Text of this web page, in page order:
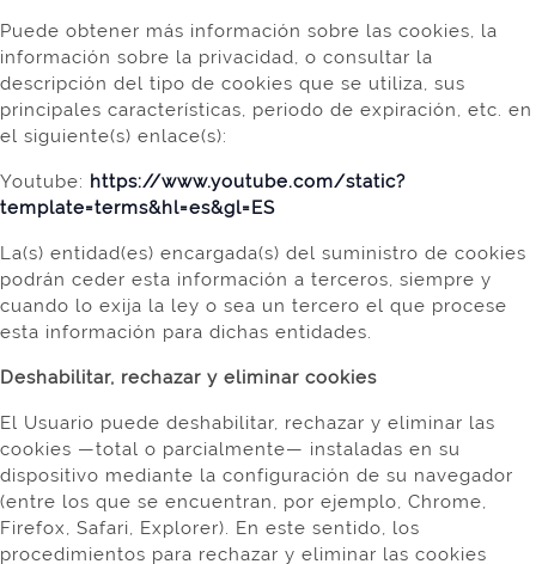
Puede obtener más información sobre las cookies, la
información sobre la privacidad, o consultar la
descripción del tipo de cookies que se utiliza, sus
principales características, periodo de expiración, etc. en
el siguiente(s) enlace(s):
Youtube: https://www.youtube.com/static?
template=terms&hl=es&gl=ES
La(s) entidad(es) encargada(s) del suministro de cookies
podrán ceder esta información a terceros, siempre y
cuando lo exija la ley o sea un tercero el que procese
esta información para dichas entidades.
Deshabilitar, rechazar y eliminar cookies
El Usuario puede deshabilitar, rechazar y eliminar las
cookies —total o parcialmente— instaladas en su
dispositivo mediante la configuración de su navegador
(entre los que se encuentran, por ejemplo, Chrome,
Firefox, Safari, Explorer). En este sentido, los
procedimientos para rechazar y eliminar las cookies